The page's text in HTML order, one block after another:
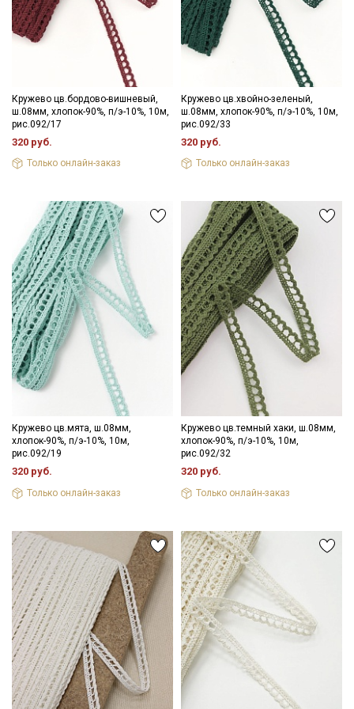
Кружево цв.бордово-вишневый,
ш.08мм, хлопок-90%, п/э-10%, 10м,
рис.092/17
320 руб.
Только онлайн-заказ
Кружево цв.хвойно-зеленый,
ш.08мм, хлопок-90%, п/э-10%, 10м,
рис.092/33
320 руб.
Только онлайн-заказ
Кружево цв.мята, ш.08мм,
хлопок-90%, п/э-10%, 10м,
рис.092/19
320 руб.
Только онлайн-заказ
Кружево цв.темный хаки, ш.08мм,
хлопок-90%, п/э-10%, 10м,
рис.092/32
320 руб.
Только онлайн-заказ
Секретная рассылка от Купава
Мы публикуем здесь дополнительные
промокоды и скидки до 30% на узкие
Электронная почта
Подписаться
Ознакомлен(а) с Политикой обработки персональных
данных и даюСогласие на обработку персональных
данных